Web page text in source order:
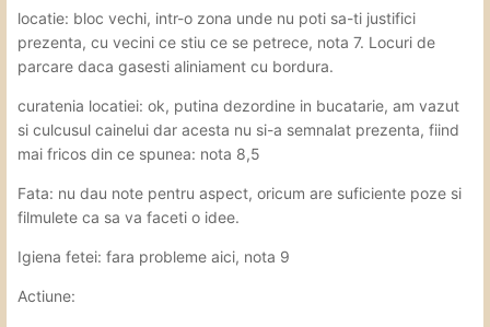
locatie: bloc vechi, intr-o zona unde nu poti sa-ti justifici
prezenta, cu vecini ce stiu ce se petrece, nota 7. Locuri de
parcare daca gasesti aliniament cu bordura.
curatenia locatiei: ok, putina dezordine in bucatarie, am vazut
si culcusul cainelui dar acesta nu si-a semnalat prezenta, fiind
mai fricos din ce spunea: nota 8,5
Fata: nu dau note pentru aspect, oricum are suficiente poze si
filmulete ca sa va faceti o idee.
Igiena fetei: fara probleme aici, nota 9
Actiune: